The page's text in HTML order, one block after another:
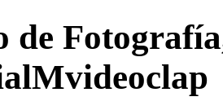
de